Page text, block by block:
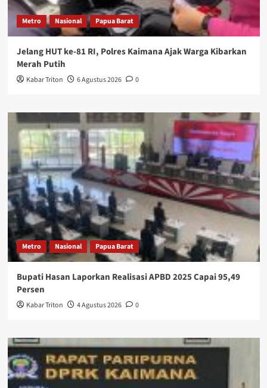
Metro Nasional Papua Barat
Jelang HUT ke-81 RI, Polres Kaimana Ajak Warga Kibarkan
Merah Putih
Kabar Triton 6 Agustus 2026 0
Metro Nasional Papua Barat
Bupati Hasan Laporkan Realisasi APBD 2025 Capai 95,49
Persen
Kabar Triton 4 Agustus 2026 0